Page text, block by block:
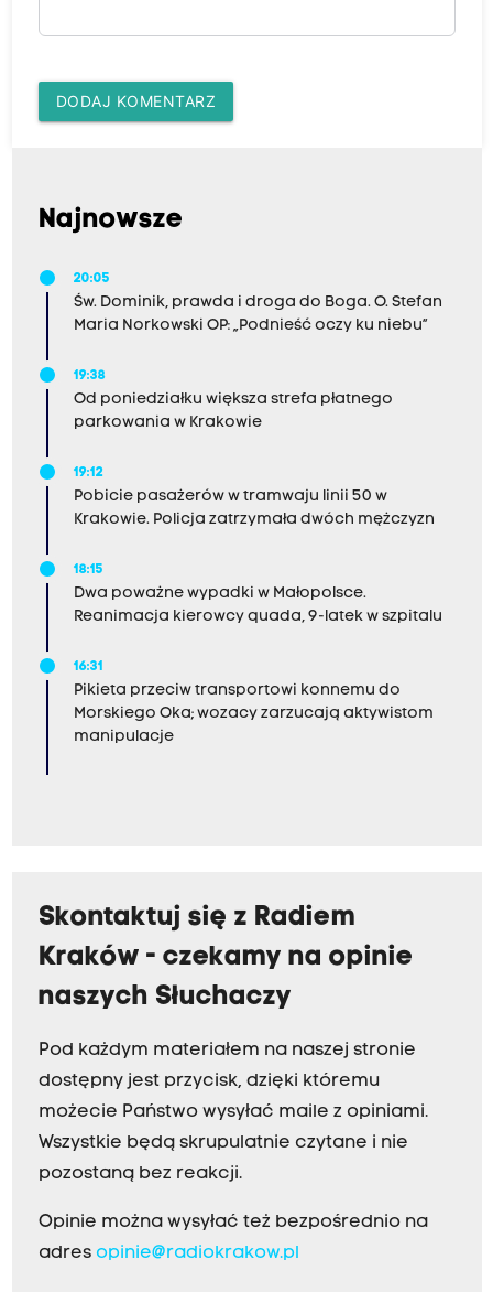
DODAJ KOMENTARZ
Najnowsze
20:05
Św. Dominik, prawda i droga do Boga. O. Stefan
Maria Norkowski OP: „Podnieść oczy ku niebu”
19:38
Od poniedziałku większa strefa płatnego
parkowania w Krakowie
19:12
Pobicie pasażerów w tramwaju linii 50 w
Krakowie. Policja zatrzymała dwóch mężczyzn
18:15
Dwa poważne wypadki w Małopolsce.
Reanimacja kierowcy quada, 9-latek w szpitalu
16:31
Pikieta przeciw transportowi konnemu do
Morskiego Oka; wozacy zarzucają aktywistom
manipulacje
Skontaktuj się z Radiem
Kraków - czekamy na opinie
naszych Słuchaczy
Pod każdym materiałem na naszej stronie
dostępny jest przycisk, dzięki któremu
możecie Państwo wysyłać maile z opiniami.
Wszystkie będą skrupulatnie czytane i nie
pozostaną bez reakcji.
Opinie można wysyłać też bezpośrednio na
adres opinie@radiokrakow.pl